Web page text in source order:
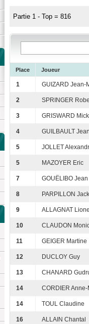
Partie 1 - Top = 816
Place Joueur
1 GUIZARD Jean-
2 SPRINGER
3 GRISWARD
4 GUILBAULT
5 JOLLET
5 MAZOYER Eric
7 GOUËLIBO Jean
8 PARPILLON
9 ALLAGNAT
10 CLAUDON
11 GEIGER Martine
12 DUCLOY Guy
13 CHANARD
14 CORDIER
14 TOUL Claudine
16 ALLAIN Chantal